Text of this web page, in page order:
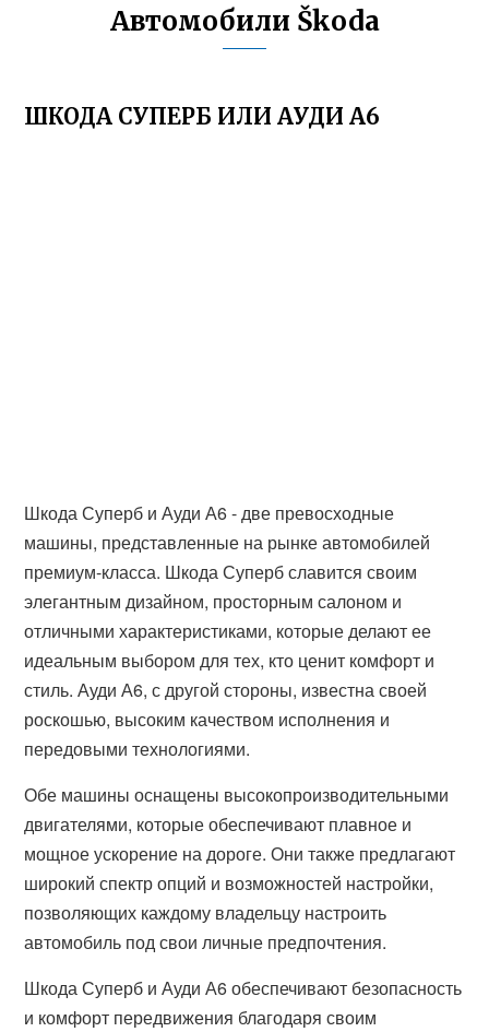
Автомобили Škoda
ШКОДА СУПЕРБ ИЛИ АУДИ А6
Шкода Суперб и Ауди А6 - две превосходные
машины, представленные на рынке автомобилей
премиум-класса. Шкода Суперб славится своим
элегантным дизайном, просторным салоном и
отличными характеристиками, которые делают ее
идеальным выбором для тех, кто ценит комфорт и
стиль. Ауди А6, с другой стороны, известна своей
роскошью, высоким качеством исполнения и
передовыми технологиями.
Обе машины оснащены высокопроизводительными
двигателями, которые обеспечивают плавное и
мощное ускорение на дороге. Они также предлагают
широкий спектр опций и возможностей настройки,
позволяющих каждому владельцу настроить
автомобиль под свои личные предпочтения.
Шкода Суперб и Ауди А6 обеспечивают безопасность
и комфорт передвижения благодаря своим